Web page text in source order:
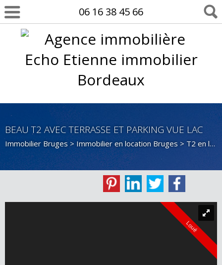
06 16 38 45 66
BEAU T2 AVEC TERRASSE ET PARKING VUE LAC
Immobilier Bruges > Immobilier en location Bruges > T2 en location Bruges
Loué